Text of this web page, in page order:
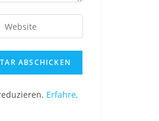
Erfahre,